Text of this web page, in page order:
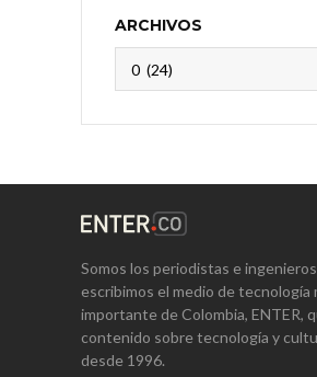
ARCHIVOS
Somos los periodistas e
escribimos el medio de tecnología
importante de Colombia, ENTER,
contenido sobre tecnología y
desde 1996.